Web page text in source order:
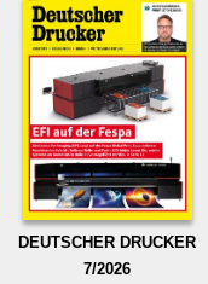
DEUTSCHER DRUCKER
7/2026